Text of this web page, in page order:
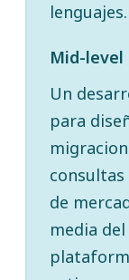
lenguajes.
Mid-level
Un
para
de
media